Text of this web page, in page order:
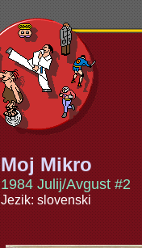
Moj Mikro
1984 Julij/Avgust #2
Jezik: slovenski